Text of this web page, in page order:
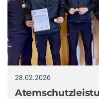
28.02.2026